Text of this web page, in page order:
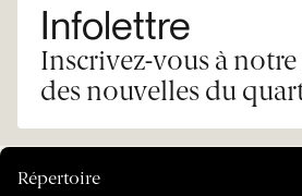
Infolettre
Inscrivez-vous à
des nouvelles du
Répertoire